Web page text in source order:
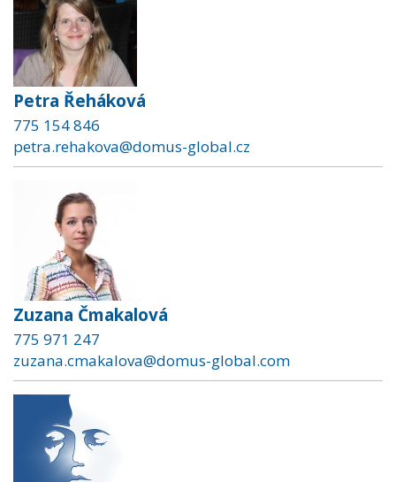
Petra Řeháková
775 154 846
petra.rehakova@domus-global.cz
Zuzana Čmakalová
775 971 247
zuzana.cmakalova@domus-global.com